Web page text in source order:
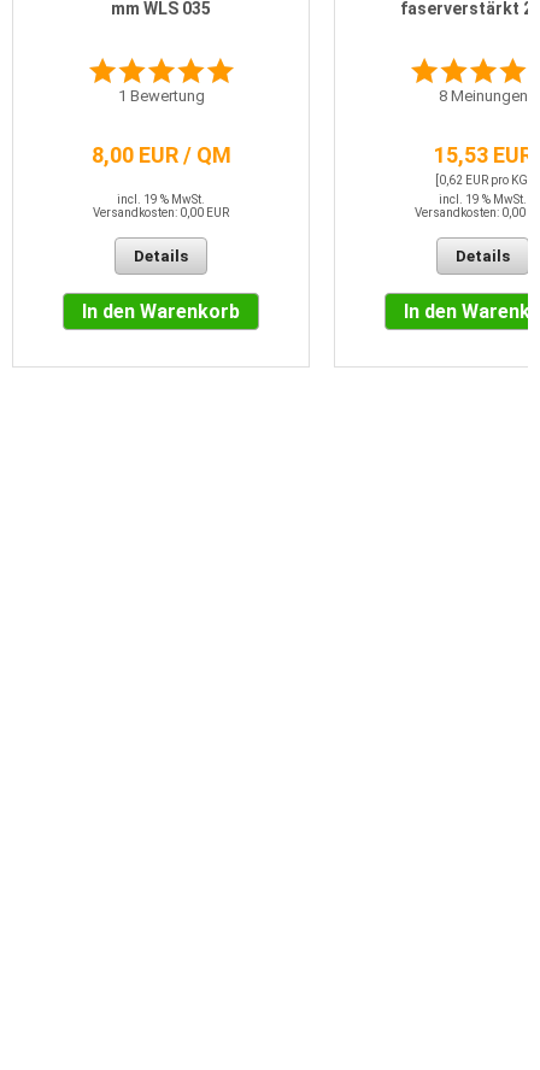
mm WLS 035
1 Bewertung
8,00 EUR / QM
incl. 19 % MwSt.
Versandkosten: 0,00 EUR
Details
In den Warenkorb
faserverstärkt
8Meinungen
15,53 EUR
[0,62 EUR pro KG]
incl. 19 % MwSt.
Versandkosten: 0,00
Details
In den